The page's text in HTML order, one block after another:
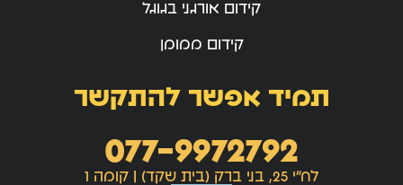
קידום אורגני בגוגל
קידום ממומן
תמיד אפשר להתקשר
077-9972792
לח"י 25, בני ברק (בית שקד) | קומה 1